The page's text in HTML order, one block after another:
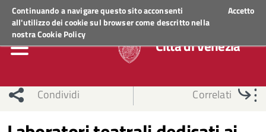
Continuando a navigare questo sito acconsenti
all'utilizzo dei cookie sul browser come descritto nella
nostraCookie Policy
Accetto
Regione Veneto ACCEDI AI SERVIZI
Città di Venezia
Condividi Correlati